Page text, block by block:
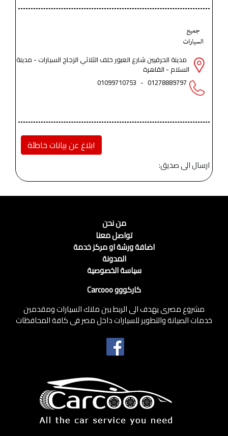
مدينة الحرفيين شارع العبور خلف الثلاثي الزجاج السيارات - مدينة
السلام - القاهرة
01278889797
-
01099710753
ابلاغ عن بيانات خاطئة
ارسال الى صديق:
من نحن
تواصل معنا
اضافة ورشة او مركز خدمة
المدونة
سياسة الخصوصية
كاركووو Carcooo
مشروع مصرى يهدف الى الربط بين ملاك السيارات ومقدمين
خدمات الصيانة والتطوير للسيارات داخل مصر فى كافة المحافظات